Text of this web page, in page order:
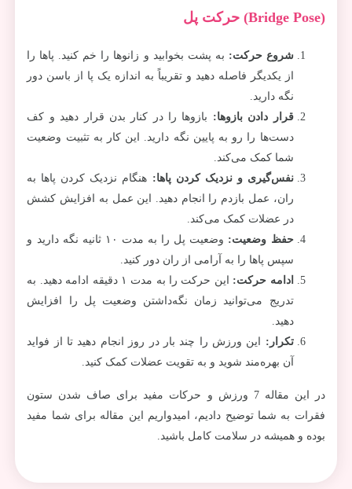
(Bridge Pose) حرکت پل
شروع حرکت: به پشت بخوابید و زانوها را خم کنید. پاها را
از یکدیگر فاصله دهید و تقریباً به اندازه یک پا از باسن دور
نگه دارید.
قرار دادن بازوها: بازوها را در کنار بدن قرار دهید و کف
دست‌ها را رو به پایین نگه دارید. این کار به تثبیت وضعیت
شما کمک می‌کند.
نفس‌گیری و نزدیک کردن پاها: هنگام نزدیک کردن پاها به
ران، عمل بازدم را انجام دهید. این عمل به افزایش کشش
در عضلات کمک می‌کند.
حفظ وضعیت:
وضعیت پل را به مدت ۱۰ ثانیه نگه دارید و
سپس پاها را به آرامی از ران دور کنید.
ادامه حرکت:
این حرکت را به مدت ۱ دقیقه ادامه دهید. به
تدریج می‌توانید زمان نگه‌داشتن وضعیت پل را افزایش
دهید.
تکرار :
این ورزش را چند بار در روز انجام دهید تا از فواید
آن بهره‌مند شوید و به تقویت عضلات کمک کنید.
در این مقاله 7 ورزش و حرکات مفید برای صاف شدن ستون
فقرات به شما توضیح دادیم، امیدواریم این مقاله برای شما مفید
بوده و همیشه در سلامت کامل باشید.